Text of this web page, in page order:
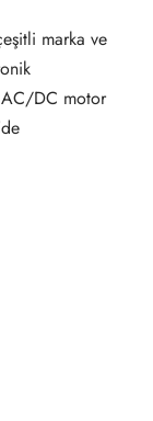
marka ve
AC/DC motor